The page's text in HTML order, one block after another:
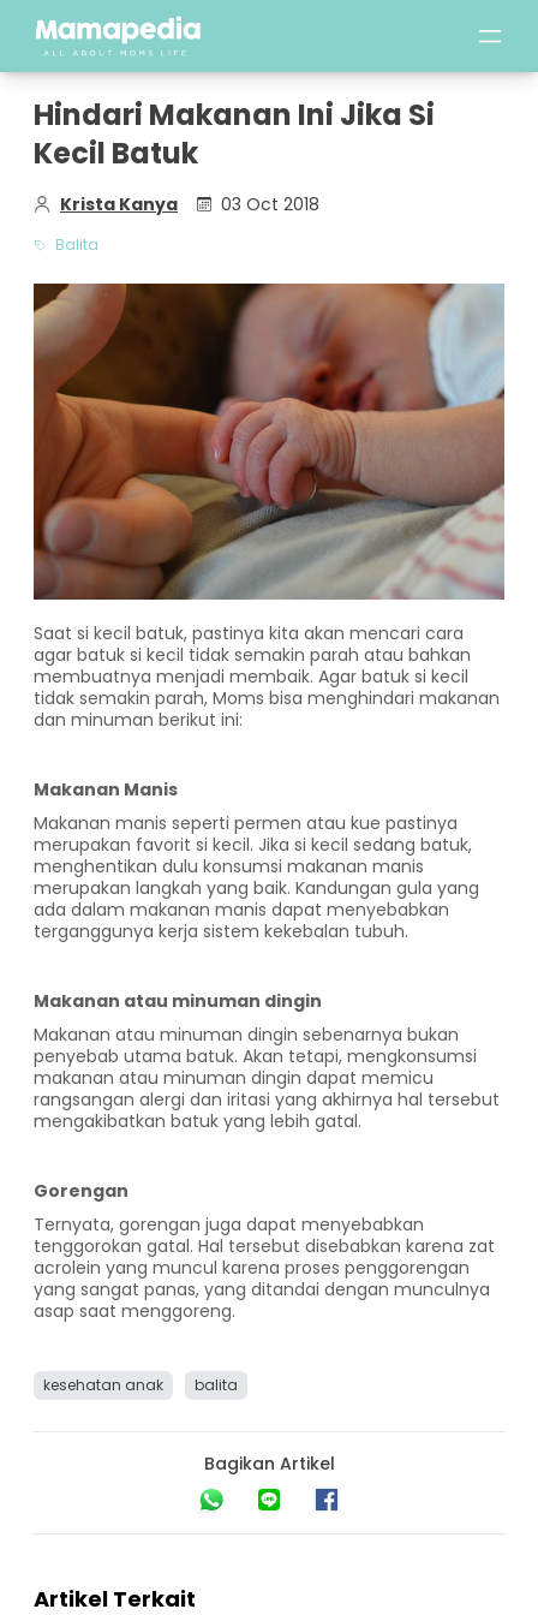
Hindari Makanan Ini Jika Si
Kecil Batuk
Krista Kanya 03 Oct 2018
Balita
Saat si kecil batuk, pastinya kita akan mencari cara
agar batuk si kecil tidak semakin parah atau bahkan
membuatnya menjadi membaik. Agar batuk si kecil
tidak semakin parah, Moms bisa menghindari makanan
dan minuman berikut ini:
Makanan Manis
Makanan manis seperti permen atau kue pastinya
merupakan favorit si kecil. Jika si kecil sedang batuk,
menghentikan dulu konsumsi makanan manis
merupakan langkah yang baik. Kandungan gula yang
ada dalam makanan manis dapat menyebabkan
terganggunya kerja sistem kekebalan tubuh.
Makanan atau minuman dingin
Makanan atau minuman dingin sebenarnya bukan
penyebab utama batuk. Akan tetapi, mengkonsumsi
makanan atau minuman dingin dapat memicu
rangsangan alergi dan iritasi yang akhirnya hal tersebut
mengakibatkan batuk yang lebih gatal.
Gorengan
Ternyata, gorengan juga dapat menyebabkan
tenggorokan gatal. Hal tersebut disebabkan karena zat
acrolein yang muncul karena proses penggorengan
yang sangat panas, yang ditandai dengan munculnya
asap saat menggoreng.
kesehatan anak balita
Bagikan Artikel
Artikel Terkait